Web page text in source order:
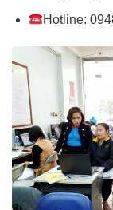
Hotline: